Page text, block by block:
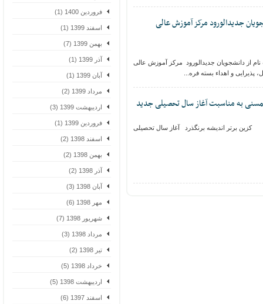
فروردین 1400 (1)
اسفند 1399 (1)
بهمن 1399 (7)
آذر 1399 (1)
آبان 1399 (1)
مرداد 1399 (2)
اردیبهشت 1399 (3)
فروردین 1399 (1)
اسفند 1398 (2)
بهمن 1398 (2)
آذر 1398 (2)
آبان 1398 (3)
مهر 1398 (6)
شهریور 1398 (7)
مرداد 1398 (3)
تیر 1398 (2)
خرداد 1398 (5)
اردیبهشت 1398 (5)
اسفند 1397 (6)
جدیدالورود مرکز آموزش عالی
از دانشجویان جدیدالورود مرکز آموزش عالی
به مناسبت آغاز سال تحصیلی جدید
برتر اندیشه برنگذرد آغاز سال تحصیلی